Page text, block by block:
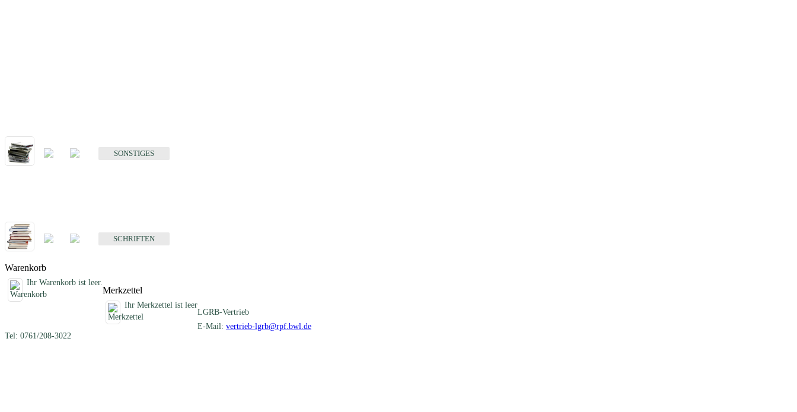
SONSTIGES
SCHRIFTEN
Warenkorb
Ihr Warenkorb ist leer.
Merkzettel
Ihr Merkzettel ist leer
LGRB-Vertrieb
E-Mail: vertrieb-lgrb@rpf.bwl.de
Tel: 0761/208-3022